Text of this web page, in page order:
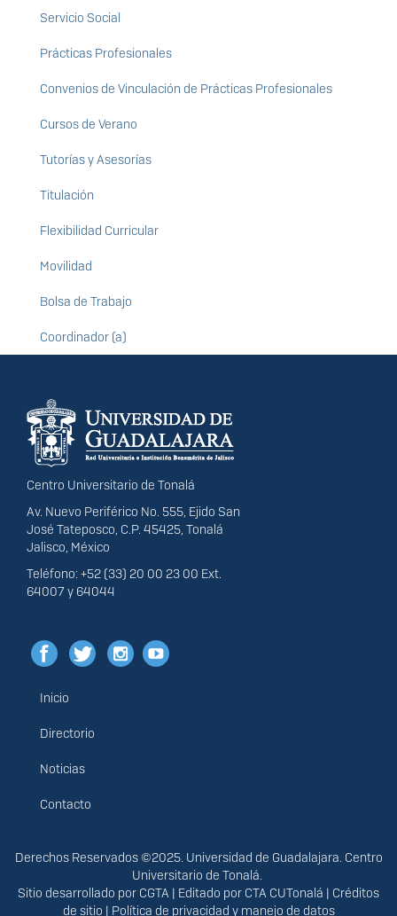
Servicio Social
Prácticas Profesionales
Convenios de Vinculación de Prácticas Profesionales
Cursos de Verano
Tutorías y Asesorías
Titulación
Flexibilidad Curricular
Movilidad
Bolsa de Trabajo
Coordinador (a)
Información del
portal
Centro Universitario de Tonalá
Av. Nuevo Periférico No. 555, Ejido San
José Tateposco, C.P. 45425, Tonalá
Jalisco, México
Teléfono: +52 (33) 20 00 23 00 Ext.
64007 y 64044
Menú
principal
Inicio
Directorio
Noticias
Contacto
Derechos
Derechos Reservados ©2025. Universidad de Guadalajara. Centro
Universitario de Tonalá.
Sitio desarrollado por CGTA | Editado por CTA CUTonalá | Créditos
de sitio | Política de privacidad y manejo de datos